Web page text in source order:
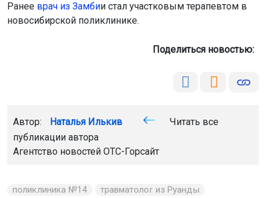
Ранее врач из Замбии стал участковым терапевтом в
новосибирской поликлинике.
Поделиться новостью:
Автор: Наталья Илькив
Читать все
публикации автора
Агентство новостей ОТС-Горсайт
поликлиника №14
травматолог из Руанды